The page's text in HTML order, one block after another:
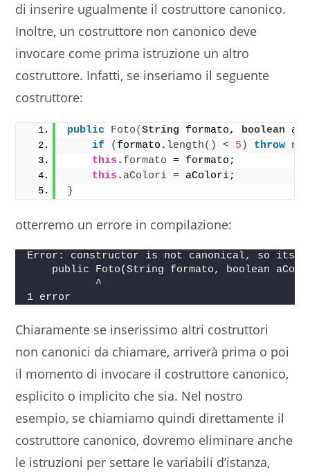
di inserire ugualmente il costruttore canonico.
Inoltre, un costruttore non canonico deve
invocare come prima istruzione un altro
costruttore. Infatti, se inseriamo il seguente
costruttore:
public Foto(String formato, boolean
if
( formato. length() < 5 ) throw new
this . formato = formato;
this . aColori = aColori;
}
otterremo un errore in compilazione:
Error: constructor is not canonical, so its
public Foto(String formato, boolean
           ^
1 error
Chiaramente se inserissimo altri costruttori
non canonici da chiamare, arriverà prima o poi
il momento di invocare il costruttore canonico,
esplicito o implicito che sia. Nel nostro
esempio, se chiamiamo quindi direttamente il
costruttore canonico, dovremo eliminare anche
le istruzioni per settare le variabili d’istanza,